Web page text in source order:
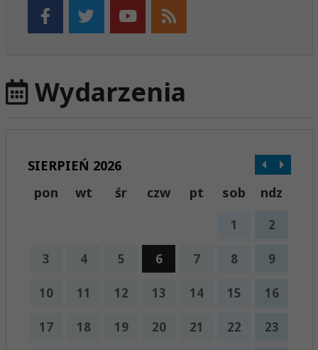
Wydarzenia
SIERPIEŃ 2026
pon
wt śr czw pt sob ndz
1 2
3 4 5 6 7 8 9
10 11 12 13 14 15 16
17 18 19 20 21 22 23